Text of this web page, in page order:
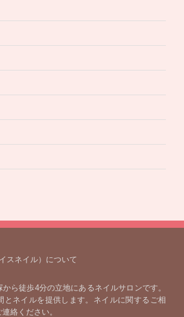
スネイル）について
ら徒歩4分の立地にあるネイルサロンです。
とネイルを提供します。ネイルに関するご相
絡ください。